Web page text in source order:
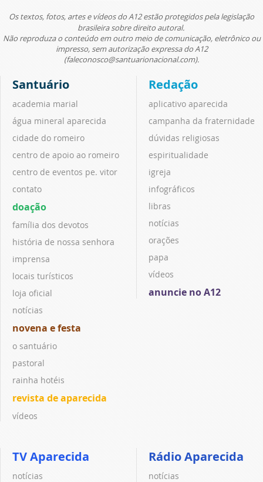
Os textos, fotos, artes e vídeos do A12 estão protegidos pela legislação
brasileira sobre direito autoral.
Não reproduza o conteúdo em outro meio de comunicação, eletrônico ou
impresso, sem autorização expressa do A12
(faleconosco@santuarionacional.com).
Santuário
academia marial
água mineral aparecida
cidade do romeiro
centro de apoio ao romeiro
centro de eventos pe. vitor
contato
doação
família dos devotos
história de nossa senhora
imprensa
locais turísticos
loja oficial
notícias
novena e festa
o santuário
pastoral
rainha hotéis
revista de aparecida
vídeos
Redação
aplicativo aparecida
campanha da fraternidade
dúvidas religiosas
espiritualidade
igreja
infográficos
libras
notícias
orações
papa
vídeos
anuncie no A12
TV Aparecida
notícias
Rádio Aparecida
notícias